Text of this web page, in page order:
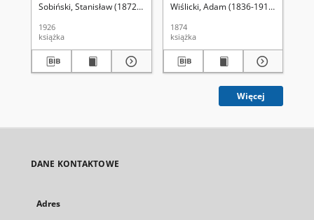
gimnazjów państwowych
Sobiński, Stanisław (1872-1926)
1926
książka
szkolnego
Wiślicki, Adam (1836-1913)
1874
książka
Więcej
DANE KONTAKTOWE
Adres